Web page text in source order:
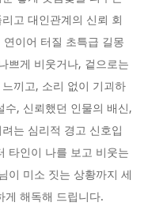
고 대인관계의 신뢰 회
이어 터질 초특급 길몽
쁘게 비웃거나, 겉으로는
끼고, 소리 없이 기괴하
수, 신뢰했던 인물의 배신,
는 심리적 경고 신호입
타인이 나를 보고 비웃는
이 미소 짓는 상황까지 세
게 해독해 드립니다.